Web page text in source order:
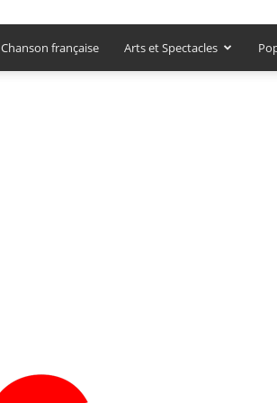
Chanson française Arts et Spectacles